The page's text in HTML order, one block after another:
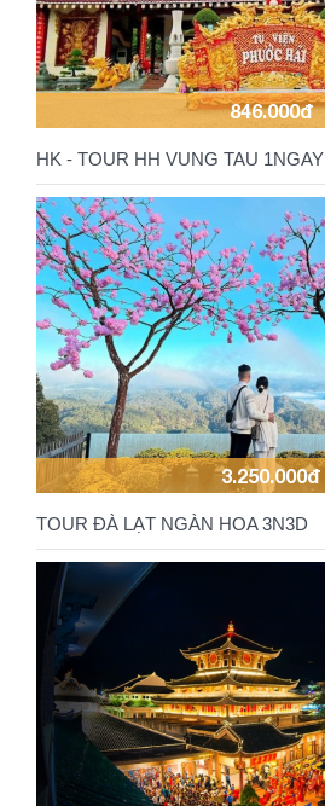
846.000đ
HK - TOUR HH VUNG TAU 1NGAY
3.250.000đ
TOUR ĐÀ LẠT NGÀN HOA 3N3D